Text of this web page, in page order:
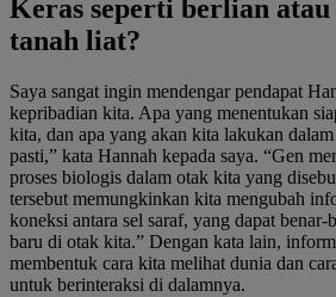
Keras seperti berlian
tanah liat?
Saya sangat ingin mendengar pendapat
kepribadian kita. Apa yang menentukan
kita, dan apa yang akan kita lakukan
pasti,” kata Hannah kepada saya. “Gen
proses biologis dalam otak kita yang
tersebut memungkinkan kita mengubah
koneksi antara sel saraf, yang dapat benar-
baru di otak kita.” Dengan kata lain,
membentuk cara kita melihat dunia dan
untuk berinteraksi di dalamnya.